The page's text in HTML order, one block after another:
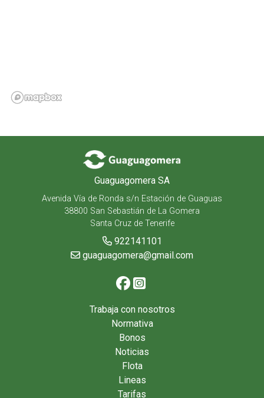
Guaguagomera SA
Avenida Vía de Ronda s/n Estación de Guaguas
38800 San Sebastián de La Gomera
Santa Cruz de Tenerife
922141101
guaguagomera@gmail.com
Trabaja con nosotros
Normativa
Bonos
Noticias
Flota
Lineas
Tarifas